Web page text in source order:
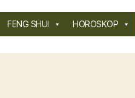
FENG SHUI HOROSKOP